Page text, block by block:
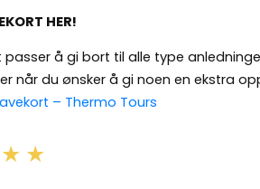
HER!
passer å gi bort til alle type
når du ønsker å gi noen en ekstra
– Thermo Tours